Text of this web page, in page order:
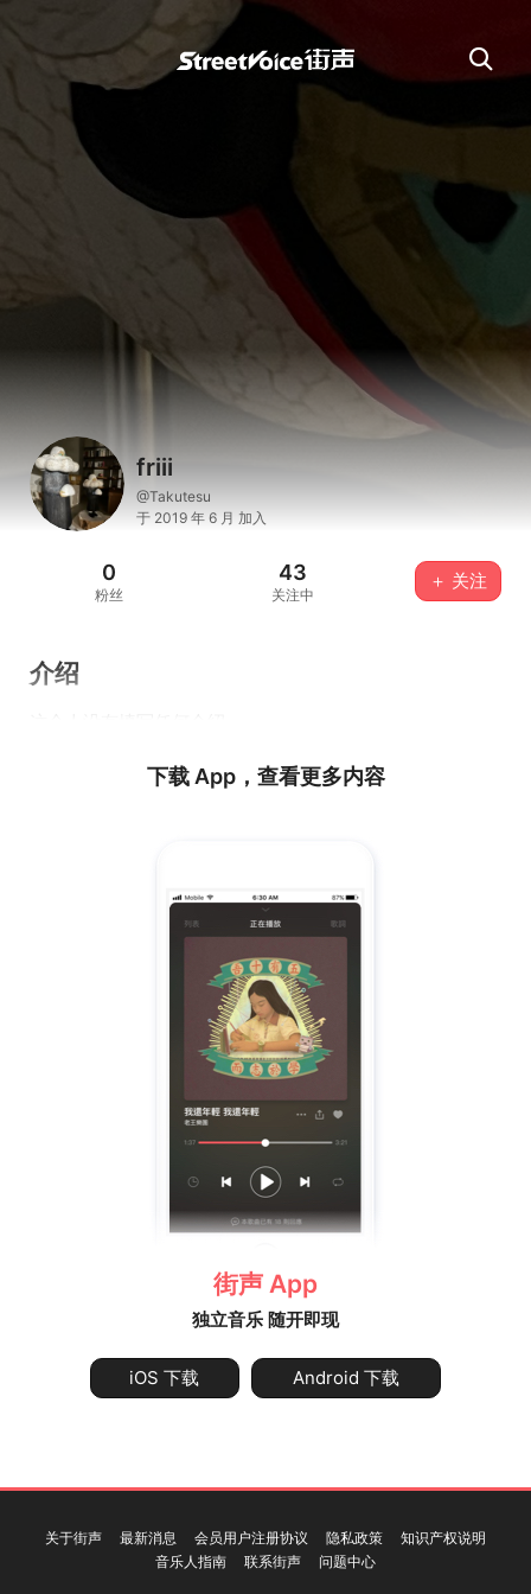
friii
@Takutesu
于 2019 年 6 月 加入
0
粉丝
43
关注中
＋ 关注
介绍
下载 App，查看更多内容
街声 App
独立音乐 随开即现
iOS 下载 Android 下载
关于街声 最新消息 会员用户注册协议 隐私政策
知识产权说明
音乐人指南
联系街声 问题中心